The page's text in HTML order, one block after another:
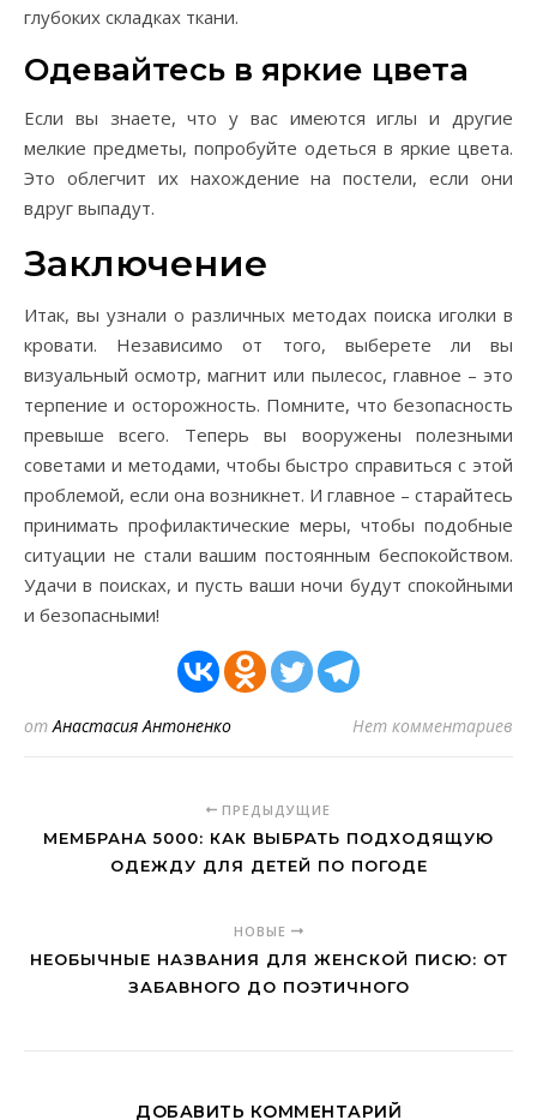
глубоких складках ткани.
Одевайтесь в яркие цвета
Если вы знаете, что у вас имеются иглы и другие
мелкие предметы, попробуйте одеться в яркие цвета.
Это облегчит их нахождение на постели, если они
вдруг выпадут.
Заключение
Итак, вы узнали о различных методах поиска иголки в
кровати. Независимо от того, выберете ли вы
визуальный осмотр, магнит или пылесос, главное – это
терпение и осторожность. Помните, что безопасность
превыше всего. Теперь вы вооружены полезными
советами и методами, чтобы быстро справиться с этой
проблемой, если она возникнет. И главное – старайтесь
принимать профилактические меры, чтобы подобные
ситуации не стали вашим постоянным беспокойством.
Удачи в поисках, и пусть ваши ночи будут спокойными
и безопасными!
отАнастасия Антоненко Нет комментариев
ПРЕДЫДУЩИЕ
МЕМБРАНА 5000: КАК ВЫБРАТЬ ПОДХОДЯЩУЮ
ОДЕЖДУ ДЛЯ ДЕТЕЙ ПО ПОГОДЕ
НОВЫЕ
НЕОБЫЧНЫЕ НАЗВАНИЯ ДЛЯ ЖЕНСКОЙ ПИСЮ: ОТ
ЗАБАВНОГО ДО ПОЭТИЧНОГО
ДОБАВИТЬ КОММЕНТАРИЙ